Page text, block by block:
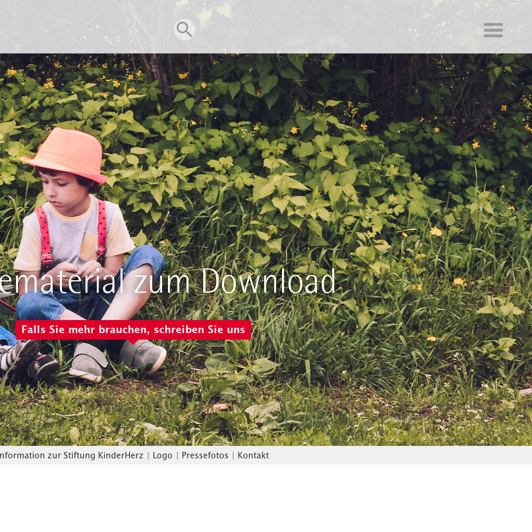
zum Download
Falls Sie mehr brauchen, schreiben Sie uns
zur Stiftung KinderHerz | Logo | Pressefotos | Kontakt